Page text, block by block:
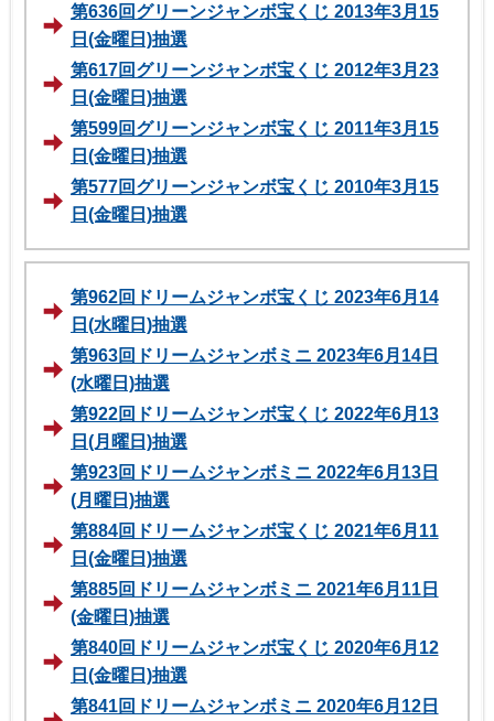
第636回グリーンジャンボ宝くじ 2013年3月15
日(金曜日)抽選
第617回グリーンジャンボ宝くじ 2012年3月23
日(金曜日)抽選
第599回グリーンジャンボ宝くじ 2011年3月15
日(金曜日)抽選
第577回グリーンジャンボ宝くじ 2010年3月15
日(金曜日)抽選
第962回ドリームジャンボ宝くじ 2023年6月14
日(水曜日)抽選
第963回ドリームジャンボミニ 2023年6月14日
(水曜日)抽選
第922回ドリームジャンボ宝くじ 2022年6月13
日(月曜日)抽選
第923回ドリームジャンボミニ 2022年6月13日
(月曜日)抽選
第884回ドリームジャンボ宝くじ 2021年6月11
日(金曜日)抽選
第885回ドリームジャンボミニ 2021年6月11日
(金曜日)抽選
第840回ドリームジャンボ宝くじ 2020年6月12
日(金曜日)抽選
第841回ドリームジャンボミニ 2020年6月12日